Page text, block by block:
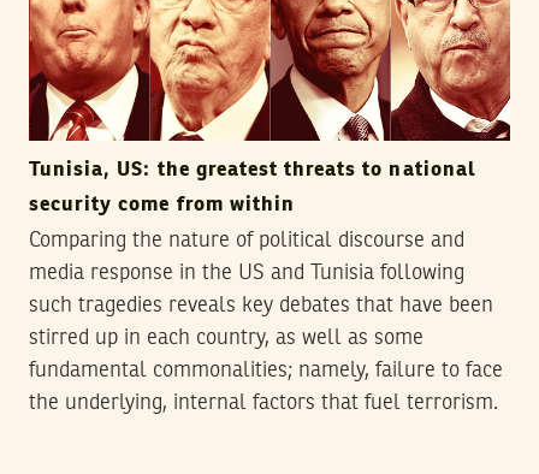
Tunisia, US: the greatest threats to national
security come from within
Comparing the nature of political discourse and
media response in the US and Tunisia following
such tragedies reveals key debates that have been
stirred up in each country, as well as some
fundamental commonalities; namely, failure to face
the underlying, internal factors that fuel terrorism.